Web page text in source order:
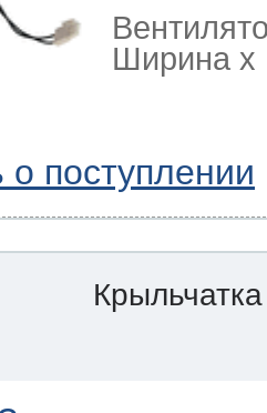
Ширина х
поступлении